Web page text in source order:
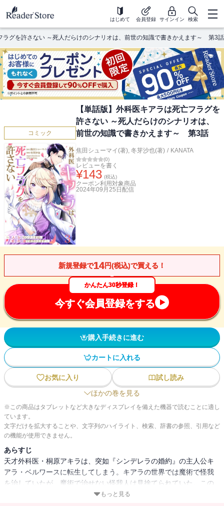
はじめて 会員登録 サインイン 検索
ラグを許さない ～死人だらけのシナリオは、前世の知識で書きかえます～ 第3話
コミック
【単話版】外科医キアラは死亡フラグを
許さない ～死人だらけのシナリオは、
前世の知識で書きかえます～ 第3話
焦田シューマイ(著), 冬芽沙也(著) / KANATA
(0)
レビューを書く
¥143 (税込)
クーポン利用対象商品
2024年09月25日 配信
新規登録で14円(税込)で買える！
かんたん30秒登録！
今すぐ会員登録をする
購入手続きに進む
カートに入れる
お気に入り
試し読み
ほかの巻を見る
※この商品はタブレットなど大きなディスプレイを備えた機器で読むことに適し
ています。
文字だけを拡大することや、文字列のハイライト、検索、辞書の参照、引用など
の機能が使用できません。
あらすじ
天才外科医・桐原アキラは、突如『シンデレラの婚約』の主人公キ
アラ・ベルワースに転生してしまう。キアラの世界では魔術で怪我
を治していたが、魔術で治せない怪我人は見捨てられていた。この
国の医療体制を見直したい王子・セシルのプロポーズとバックアッ
もっと見る